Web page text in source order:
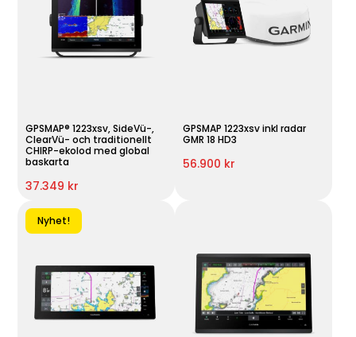
GPSMAP® 1223xsv, SideVü-,
ClearVü- och traditionellt
CHIRP-ekolod med global
baskarta
37.349 kr
GPSMAP 1223xsv inkl radar
GMR 18 HD3
56.900 kr
Nyhet!